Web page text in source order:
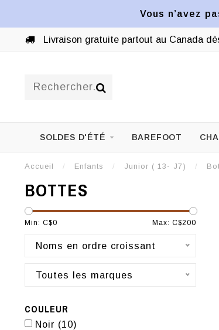
Vous n’avez
Livraison gratuite partout au Canada
SOLDES D'ÉTÉ BAREFOOT
Accueil / Enfants / Junior ( 13- J7) /
BOTTES
Min: C$0 Max: C$200
Noms en ordre croissant
Toutes les marques
COULEUR
Noir (10)